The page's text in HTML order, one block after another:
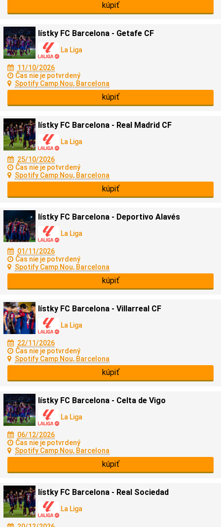
kúpiť
lístky FC Barcelona - Getafe CF
La Liga
11/10/2026
Čas nie je potvrdený
Spotify Camp Nou, Barcelona
kúpiť
lístky FC Barcelona - Real Madrid CF
La Liga
25/10/2026
Čas nie je potvrdený
Spotify Camp Nou, Barcelona
kúpiť
lístky FC Barcelona - Deportivo Alavés
La Liga
01/11/2026
Čas nie je potvrdený
Spotify Camp Nou, Barcelona
kúpiť
lístky FC Barcelona - Villarreal CF
La Liga
22/11/2026
Čas nie je potvrdený
Spotify Camp Nou, Barcelona
kúpiť
lístky FC Barcelona - Celta de Vigo
La Liga
06/12/2026
Čas nie je potvrdený
Spotify Camp Nou, Barcelona
kúpiť
lístky FC Barcelona - Real Sociedad
La Liga